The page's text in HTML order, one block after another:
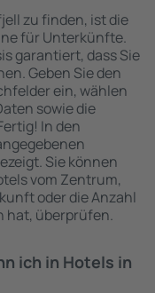
zu finden, ist die
für Unterkünfte.
garantiert, dass Sie
Geben Sie den
ein, wählen
sowie die
In den
Sie können
vom Zentrum,
oder die Anzahl
hat, überprüfen.
ich in Hotels in